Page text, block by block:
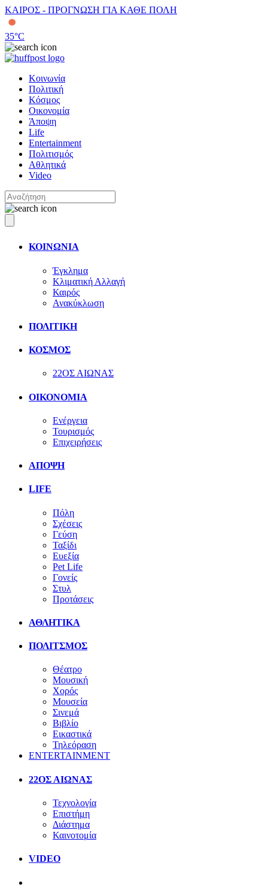
ΚΑΙΡΟΣ - ΠΡΟΓΝΩΣΗ ΓΙΑ ΚΑΘΕ ΠΟΛΗ
35°C
Κοινωνία
Πολιτική
Κόσμος
Οικονομία
Άποψη
Life
Entertainment
Πολιτισμός
Αθλητικά
Video
ΚΟΙΝΩΝΙΑ
Έγκλημα
Κλιματική Αλλαγή
Καιρός
Ανακύκλωση
ΠΟΛΙΤΙΚΗ
ΚΟΣΜΟΣ
22ΟΣ ΑΙΩΝΑΣ
ΟΙΚΟΝΟΜΙΑ
Ενέργεια
Τουρισμός
Επιχειρήσεις
ΑΠΟΨΗ
LIFE
Πόλη
Σχέσεις
Γεύση
Ταξίδι
Ευεξία
Pet Life
Γονείς
Στυλ
Προτάσεις
ΑΘΛΗΤΙΚΑ
ΠΟΛΙΤΣΜΟΣ
Θέατρο
Μουσική
Χορός
Μουσεία
Σινεμά
Βιβλίο
Εικαστικά
Τηλεόραση
ENTERTAINMENT
22ΟΣ ΑΙΩΝΑΣ
Τεχνολογία
Επιστήμη
Διάστημα
Καινοτομία
VIDEO